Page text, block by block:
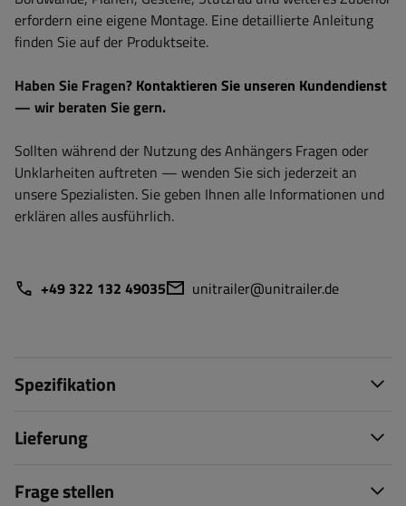
erfordern eine eigene Montage. Eine detaillierte Anleitung
finden Sie auf der Produktseite.
Haben Sie Fragen? Kontaktieren Sie unseren Kundendienst
— wir beraten Sie gern.
Sollten während der Nutzung des Anhängers Fragen oder
Unklarheiten auftreten — wenden Sie sich jederzeit an
unsere Spezialisten. Sie geben Ihnen alle Informationen und
erklären alles ausführlich.
+49 322 132 49035 unitrailer@unitrailer.de
Spezifikation
Lieferung
Frage stellen